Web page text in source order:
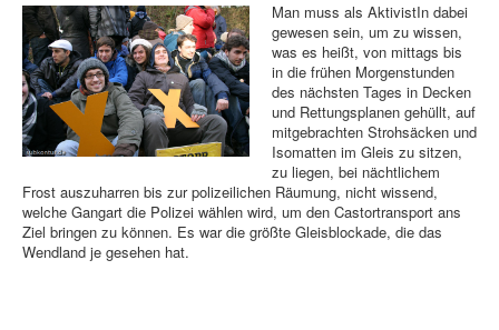
Man muss als AktivistIn dabei
gewesen sein, um zu wissen,
was es heißt, von mittags bis
in die frühen Morgenstunden
des nächsten Tages in Decken
und Rettungsplanen gehüllt, auf
mitgebrachten Strohsäcken und
Isomatten im Gleis zu sitzen,
zu liegen, bei nächtlichem
Frost auszuharren bis zur polizeilichen Räumung, nicht wissend,
welche Gangart die Polizei wählen wird, um den Castortransport ans
Ziel bringen zu können. Es war die größte Gleisblockade, die das
Wendland je gesehen hat.